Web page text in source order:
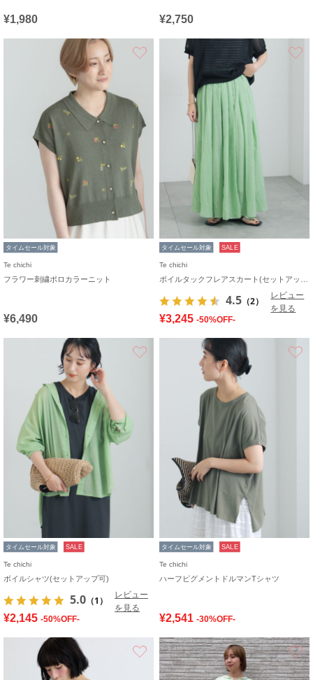
¥1,980 ¥2,750
お気に入り
タイムセール対象
Te chichi
フラワー刺繍ポロカラーニット
¥6,490
タイムセール対象 SALE
Te chichi
4.5 （2）
レビュー
を見る
¥3,245 -50%OFF-
タイムセール対象 SALE
Te chichi
ボイルシャツ(セットアップ可)
5.0 （1）
レビュー
を見る
¥2,145 -50%OFF-
タイムセール対象 SALE
Te chichi
ハーフピグメントドルマンTシャツ
¥2,541 -30%OFF-
お気に入り